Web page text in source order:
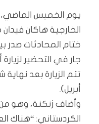
يوم الخميس الماضي،
الخارجية هاكان
ختام المحادثات صدر
جار في التحضير
تتم الزيارة بعد
أبريل).
وأضاف زنكنة، وهو
الكردستاني: “هناك